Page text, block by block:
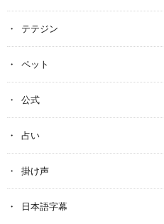
テテジン
ペット
公式
占い
掛け声
日本語字幕